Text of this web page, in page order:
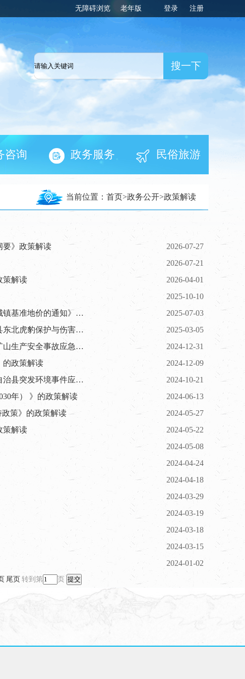
无障碍浏览 老年版 登录 注册
咨询 政务服务 民俗旅游
当前位置： 首页>政务公开>政策解读
要》政策解读
2026-07-27
2026-07-21
策解读
2026-04-01
2025-10-10
长白朝鲜族自治县自然资源和林业局《关于公布实施新一轮城镇基准地价的通知》的政...
2025-07-03
长白朝鲜族自治县自然资源和林业局关于《长白朝鲜族自治县东北虎豹保护与伤害突发...
2025-03-05
长白朝鲜族自治县应急管理局关于《长白朝鲜族自治县非煤矿山生产安全事故应急预案...
2024-12-31
的政策解读
2024-12-09
白山市生态环境局长白朝鲜族自治县分局关于《长白朝鲜族自治县突发环境事件应急预...
2024-10-21
年） 》的政策解读
2024-06-13
政策》的政策解读
2024-05-27
策解读
2024-05-22
2024-05-08
2024-04-24
2024-04-18
2024-03-29
2024-03-19
2024-03-18
2024-03-15
2024-01-02
尾页 转到第 页